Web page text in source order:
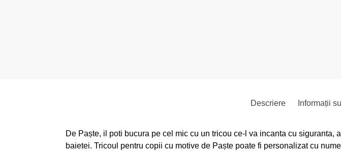
Descriere Informații
De Paște, il poti bucura pe cel mic cu un tricou ce-l va incanta cu
baietei. Tricoul pentru copii cu motive de Paște poate fi personalizat cu